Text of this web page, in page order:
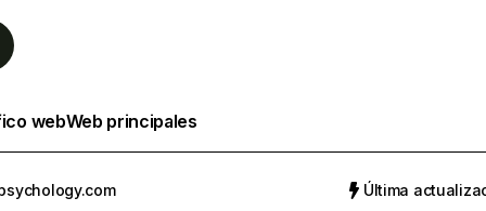
webWeb principales
Última